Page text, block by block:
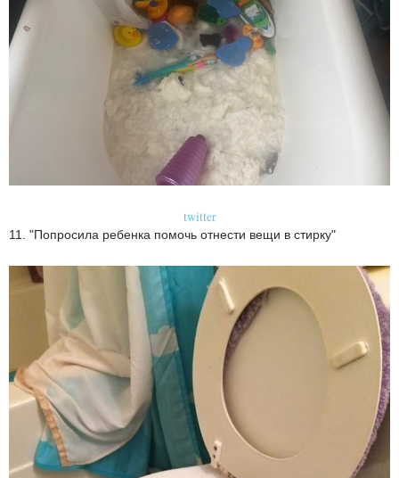
twitter
11. "Попросила ребенка помочь отнести вещи в стирку"